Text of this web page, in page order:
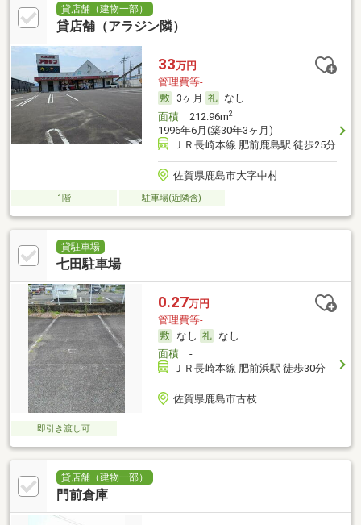
貸店舗（建物一部）
貸店舗（アラジン隣）
33万円
管理費等-
3ヶ月
なし
面積212.96m2
1996年6月(築30年3ヶ月)
ＪＲ長崎本線 肥前鹿島駅 徒歩25分
佐賀県鹿島市大字中村
1階 駐車場(近隣含)
貸駐車場
七田駐車場
0.27万円
管理費等-
なし
なし
面積-
ＪＲ長崎本線 肥前浜駅 徒歩30分
佐賀県鹿島市古枝
即引き渡し可
貸店舗（建物一部）
門前倉庫